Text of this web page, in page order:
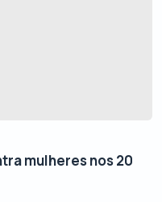
mulheres nos 20